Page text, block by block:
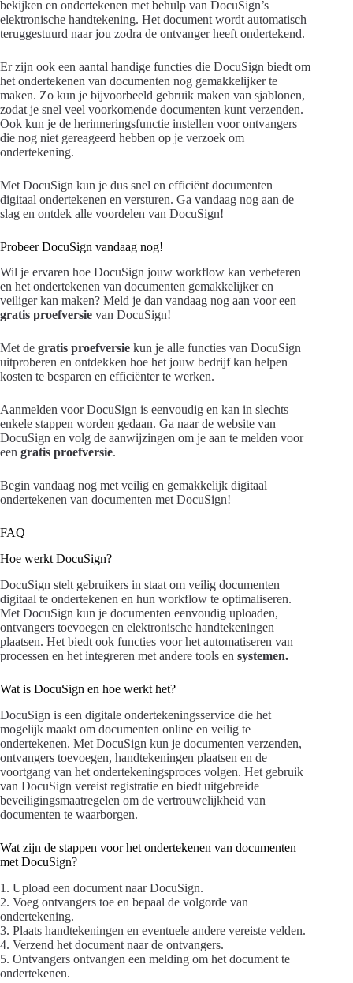
bekijken en ondertekenen met behulp van DocuSign’s
elektronische handtekening. Het document wordt automatisch
teruggestuurd naar jou zodra de ontvanger heeft ondertekend.
Er zijn ook een aantal handige functies die DocuSign biedt om
het ondertekenen van documenten nog gemakkelijker te
maken. Zo kun je bijvoorbeeld gebruik maken van sjablonen,
zodat je snel veel voorkomende documenten kunt verzenden.
Ook kun je de herinneringsfunctie instellen voor ontvangers
die nog niet gereageerd hebben op je verzoek om
ondertekening.
Met DocuSign kun je dus snel en efficiënt documenten
digitaal ondertekenen en versturen. Ga vandaag nog aan de
slag en ontdek alle voordelen van DocuSign!
Probeer DocuSign vandaag nog!
Wil je ervaren hoe DocuSign jouw workflow kan verbeteren
en het ondertekenen van documenten gemakkelijker en
veiliger kan maken? Meld je dan vandaag nog aan voor een
gratis proefversie van DocuSign!
Met de gratis proefversie kun je alle functies van DocuSign
uitproberen en ontdekken hoe het jouw bedrijf kan helpen
kosten te besparen en efficiënter te werken.
Aanmelden voor DocuSign is eenvoudig en kan in slechts
enkele stappen worden gedaan. Ga naar de website van
DocuSign en volg de aanwijzingen om je aan te melden voor
een gratis proefversie.
Begin vandaag nog met veilig en gemakkelijk digitaal
ondertekenen van documenten met DocuSign!
FAQ
Hoe werkt DocuSign?
DocuSign stelt gebruikers in staat om veilig documenten
digitaal te ondertekenen en hun workflow te optimaliseren.
Met DocuSign kun je documenten eenvoudig uploaden,
ontvangers toevoegen en elektronische handtekeningen
plaatsen. Het biedt ook functies voor het automatiseren van
processen en het integreren met andere tools en systemen.
Wat is DocuSign en hoe werkt het?
DocuSign is een digitale ondertekeningsservice die het
mogelijk maakt om documenten online en veilig te
ondertekenen. Met DocuSign kun je documenten verzenden,
ontvangers toevoegen, handtekeningen plaatsen en de
voortgang van het ondertekeningsproces volgen. Het gebruik
van DocuSign vereist registratie en biedt uitgebreide
beveiligingsmaatregelen om de vertrouwelijkheid van
documenten te waarborgen.
Wat zijn de stappen voor het ondertekenen van documenten
met DocuSign?
1. Upload een document naar DocuSign.
2. Voeg ontvangers toe en bepaal de volgorde van
ondertekening.
3. Plaats handtekeningen en eventuele andere vereiste velden.
4. Verzend het document naar de ontvangers.
5. Ontvangers ontvangen een melding om het document te
ondertekenen.